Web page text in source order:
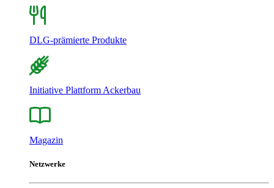
DLG-prämierte Produkte
Initiative Plattform Ackerbau
Magazin
Netzwerke